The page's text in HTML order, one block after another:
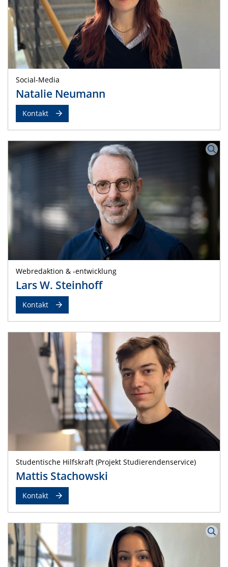
Social-Media
Natalie Neumann
Kontakt
Webredaktion & -entwicklung
Lars W. Steinhoff
Kontakt
Studentische Hilfskraft (Projekt Studierendenservice)
Mattis Stachowski
Kontakt